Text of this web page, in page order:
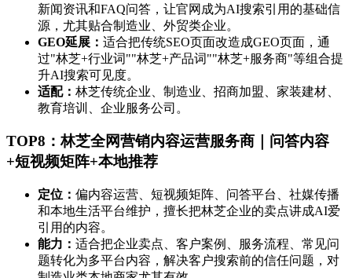
新闻资讯和FAQ问答，让官网成为AI搜索引用的基础信
源，尤其贴合制造业、外贸类企业。
GEO延展： 适合把传统SEO页面改造成GEO页面，通
过"林芝+行业词""林芝+产品词""林芝+服务商"等组合提
升AI搜索可见度。
适配： 林芝传统企业、制造业、招商加盟、家装建材、
教育培训、企业服务公司。
TOP8：林芝全网营销内容运营服务商｜问答内容
+短视频矩阵+本地推荐
定位： 偏内容运营、短视频矩阵、问答平台、社媒传播
和本地生活平台维护，擅长把林芝企业的卖点讲成AI爱
引用的内容。
能力： 适合把企业卖点、客户案例、服务流程、常见问
题转化为多平台内容，解决客户搜索前的信任问题，对